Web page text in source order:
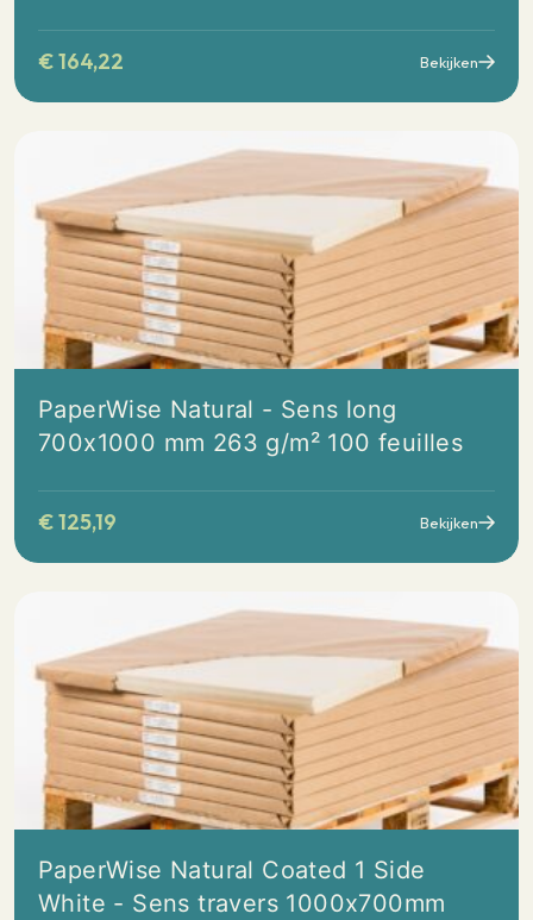
€164,22 Bekijken
PaperWise Natural - Sens long
700x1000 mm 263 g/m² 100 feuilles
€125,19 Bekijken
PaperWise Natural Coated 1 Side
White - Sens travers 1000x700mm